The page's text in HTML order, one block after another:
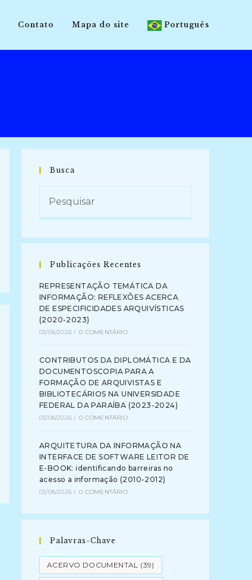
Contato Mapa do site Português
Busca
Publicações Recentes
REPRESENTAÇÃO TEMÁTICA DA
INFORMAÇÃO: REFLEXÕES ACERCA
DE ESPECIFICIDADES ARQUIVÍSTICAS
(2020-2023)
03/08/2026 / 0 COMENTÁRIO
CONTRIBUTOS DA DIPLOMÁTICA E DA
DOCUMENTOSCOPIA PARA A
FORMAÇÃO DE ARQUIVISTAS E
BIBLIOTECÁRIOS NA UNIVERSIDADE
FEDERAL DA PARAÍBA (2023-2024)
03/08/2026 / 0 COMENTÁRIO
ARQUITETURA DA INFORMAÇÃO NA
INTERFACE DE SOFTWARE LEITOR DE
E-BOOK: identificando barreiras no
acesso a informação (2010-2012)
03/08/2026 / 0 COMENTÁRIO
Palavras-Chave
ACERVO DOCUMENTAL (39)